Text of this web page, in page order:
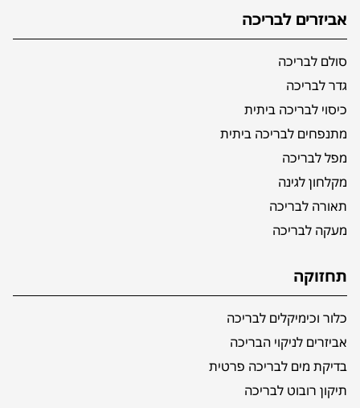
אביזרים לבריכה
סולם לבריכה
גדר לבריכה
כיסוי לבריכה ביתית
מתנפחים לבריכה ביתית
מפל לבריכה
מקלחון לגינה
תאורה לבריכה
מעקה לבריכה
תחזוקה
כלור וכימיקלים לבריכה
אביזרים לניקוי הבריכה
בדיקת מים לבריכה פרטית
תיקון רובוט לבריכה